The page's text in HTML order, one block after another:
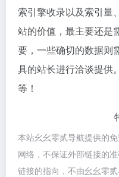
索引擎收录以及索引量
站的价值，最主要还是
要，一些确切的数据则
具的站长进行洽谈提供
等！
本站幺幺零贰导航提供的
网络，不保证外部链接的
链接的指向，不由幺幺零